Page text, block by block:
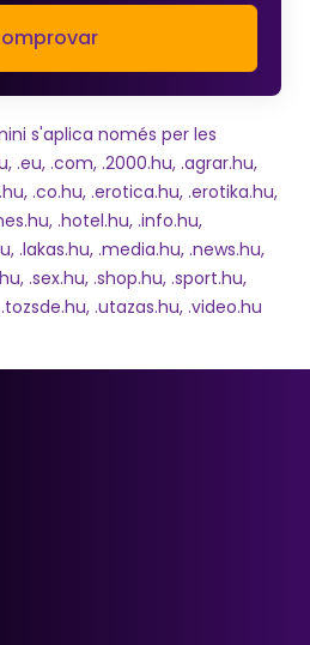
s'aplica només per les
.eu, .com, .2000.hu, .agrar.hu,
.co.hu, .erotica.hu, .erotika.hu,
.hotel.hu, .info.hu,
.lakas.hu, .media.hu, .news.hu,
.sex.hu, .shop.hu, .sport.hu,
.utazas.hu, .video.hu